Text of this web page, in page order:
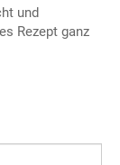
und
Rezept ganz